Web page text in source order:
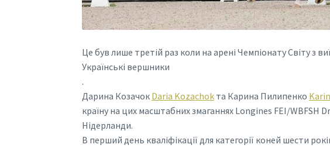
Це був лише третій раз коли на арені Чемпіонату Світу з
Українські вершники
.
Дарина Козачок Daria Kozachok та Карина Пилипенко
країну на цих масштабних змаганнях Longines FEI/
Нідерланди.
В перший день кваліфікації для категорії коней шести